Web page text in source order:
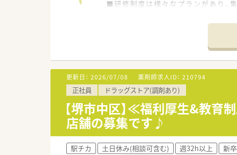
■研修制度は様々なプランがあり、
■総合薬剤師・調剤薬剤師（土日休
■調剤併設型だけでなく「医療モー
■在宅医療にも積極的取り組んでお
■「プラチナくるみん認定企業」「
います
■充実した研修制度、人事制度、評
更新日： 2026/07/08 薬剤師求人ID： 210794
正社員 ドラッグストア(調剤あり)
【堺市中区】≪福利厚生&教育
店舗の募集です♪
駅チカ 土日休み(相談可含む) 週32h以上 新